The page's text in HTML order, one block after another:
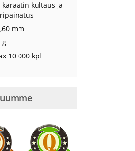
karaatin kultaus ja
mm
g
10 000 kpl